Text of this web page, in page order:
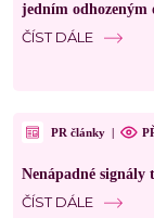
jedním odhozeným
ČÍST DÁLE
PR články |
Nenápadné signály
ČÍST DÁLE